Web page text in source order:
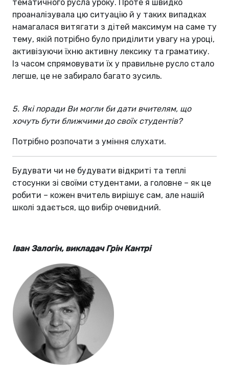
тематичного русла уроку. Проте я швидко
проаналізувала цю ситуацію й у таких випадках
намагалася витягати з дітей максимум на саме ту
тему, якій потрібно було приділити увагу на уроці,
активізуючи їхню активну лексику та граматику.
Із часом спрямовувати їх у правильне русло стало
легше, це не забирало багато зусиль.
5. Які поради Ви могли би дати вчителям, що
хочуть бути ближчими до своїх студентів?
Потрібно розпочати з уміння слухати.
Будувати чи не будувати відкриті та теплі
стосунки зі своїми студентами, а головне – як це
робити – кожен вчитель вирішує сам, але нашій
школі здається, що вибір очевидний.
Іван Залогін, викладач Грін Кантрі